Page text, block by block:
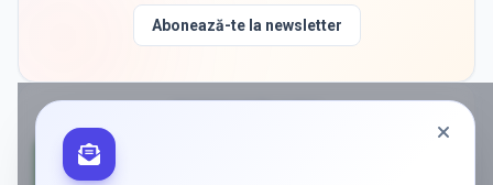
Abonează-te la newsletter